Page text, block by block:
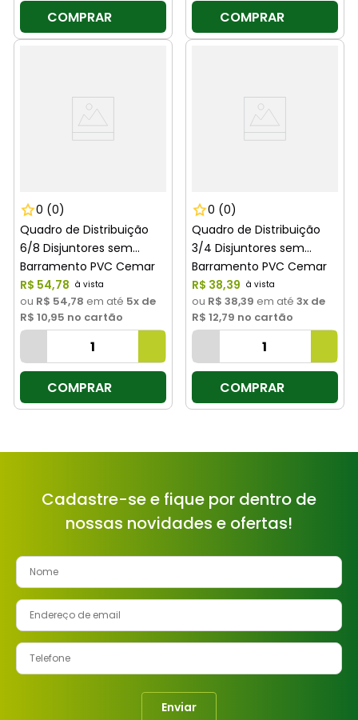
COMPRAR COMPRAR
0 (0)
Quadro de Distribuição
6/8 Disjuntores sem
Barramento PVC Cemar
R$ 54,78
ou R$ 54,78 em até 5x de
R$ 10,95 no cartão
COMPRAR
0 (0)
Quadro de Distribuição
3/4 Disjuntores sem
Barramento PVC Cemar
R$ 38,39
ou R$ 38,39 em até 3x de
R$ 12,79 no cartão
COMPRAR
Cadastre-se e fique por dentro de
nossas novidades e ofertas!
Enviar